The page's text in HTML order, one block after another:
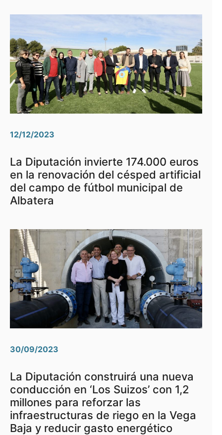
12/12/2023
La Diputación invierte 174.000 euros
en la renovación del césped artificial
del campo de fútbol municipal de
Albatera
30/09/2023
La Diputación construirá una nueva
conducción en ‘Los Suizos’ con 1,2
millones para reforzar las
infraestructuras de riego en la Vega
Baja y reducir gasto energético